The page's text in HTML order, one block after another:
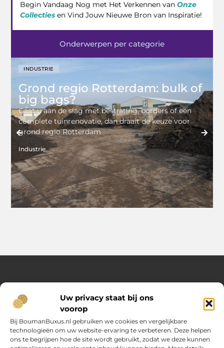
Uw privacy staat bij ons
voorop
Bij BoumanBuxus.nl gebruiken we cookies en vergelijkbare
technologieën om uw website-ervaring te verbeteren. Deze helpen
ons te begrijpen hoe de site wordt gebruikt, zodat we deze kunnen
Begin Vandaag Nog met Het Verkennen vanOnze
Collecties en Vind Jouw Nieuwe Bron van Inspiratie!
Onderwerpen per categorie
INDUSTRIE
Grond regio Rotterdam: bulk of
big bags?
Gaat u aan de slag met bestrating, borders of een
complete tuinrenovatie, dan draait de keuze voor
grond regio Rotterdam
Industrie
Over Opelweb
Jouw startpunt voor handige tips en inspirerende artikelen
Op Opelweb.nl vind je een gevarieerd aanbod aan blogs en
content die je helpen meer uit je dag te halen – van nuttige
adviezen tot verrassende inzichten voor in het dagelijks leven.